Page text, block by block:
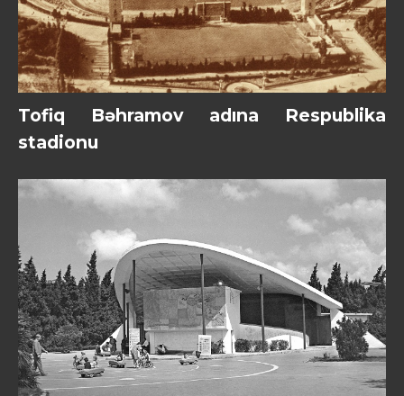
Tofiq Bəhramov adına Respublika
stadionu